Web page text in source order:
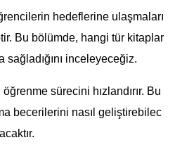
hedeflerine ulaşmaları
Bu bölümde, hangi tür kitaplar
sağladığını inceleyeceğiz.
sürecini hızlandırır. Bu
becerilerini nasıl geliştirebilec